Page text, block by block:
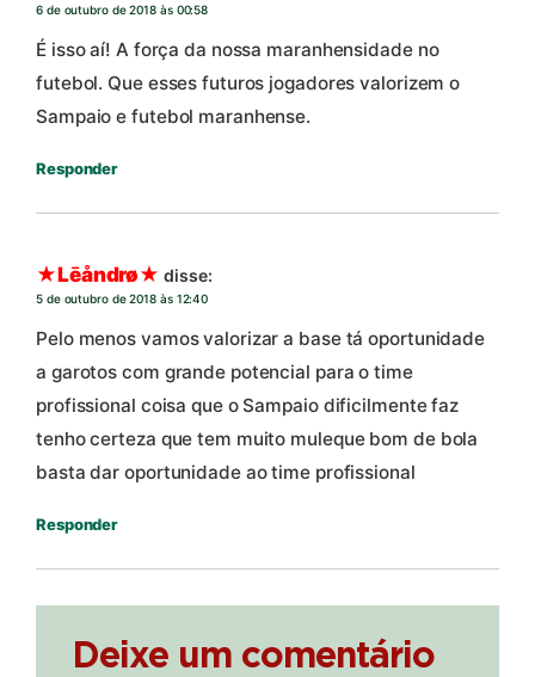
6 de outubro de 2018 às 00:58
É isso aí! A força da nossa maranhensidade no
futebol. Que esses futuros jogadores valorizem o
Sampaio e futebol maranhense.
Responder
★Lēåndrø★ disse:
5 de outubro de 2018 às 12:40
Pelo menos vamos valorizar a base tá oportunidade
a garotos com grande potencial para o time
profissional coisa que o Sampaio dificilmente faz
tenho certeza que tem muito muleque bom de bola
basta dar oportunidade ao time profissional
Responder
Deixe um comentário